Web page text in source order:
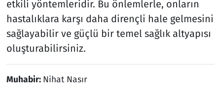
etkili yöntemleridir. Bu önlemlerle, onların
hastalıklara karşı daha dirençli hale gelmesini
sağlayabilir ve güçlü bir temel sağlık altyapısı
oluşturabilirsiniz.
Muhabir: Nihat Nasır